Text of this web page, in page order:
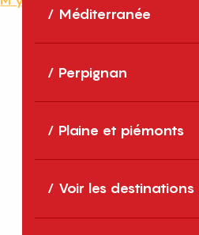
Méditerranée
Perpignan
Plaine et piémonts
Voir les destinations